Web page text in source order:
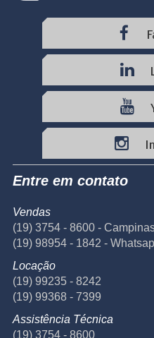
Entre em contato
Vendas
(19) 3754 - 8600 -
(19) 98954 - 1842 -
Locação
(19) 99235 - 8242
(19) 99368 - 7399
Assistência Técnica
(19) 3754 - 8600